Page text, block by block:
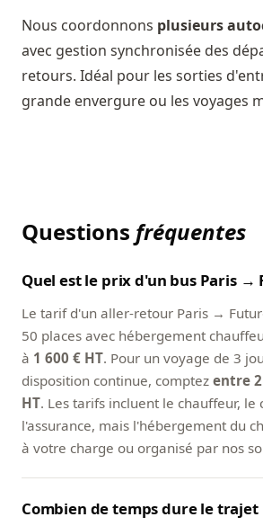
Nous coordonnons plusieurs
avec gestion synchronisée des
retours. Idéal pour les sorties
grande envergure ou les voyages
Questions fréquentes
Quel est le prix d'un bus Paris →
Le tarif d'un aller-retour Paris →
50 places avec hébergement
à 1 600 € HT. Pour un voyage de 3
disposition continue, comptez entre
HT. Les tarifs incluent le chauffeur, le
l'assurance, mais l'hébergement du
à votre charge ou organisé par nos
Combien de temps dure le